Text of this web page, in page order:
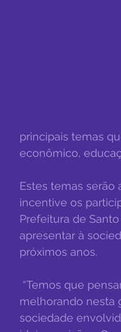
principais temas
econômico,
Estes temas
incentive os
Prefeitura de
apresentar à
próximos anos.
melhorando nesta
sociedade